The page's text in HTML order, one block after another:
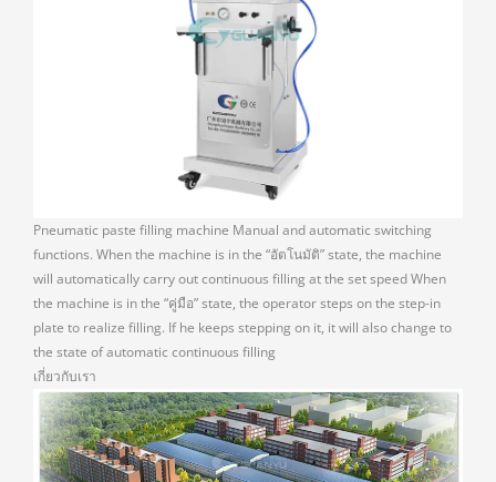
Pneumatic paste filling machine Manual and automatic switching
functions. When the machine is in the “อัตโนมัติ”state, the machine
will automatically carry out continuous filling at the set speed When
the machine is in the “คู่มือ”state, the operator steps on the step-in
plate to realize filling. If he keeps stepping on it, it will also change to
the state of automatic continuous filling
เกี่ยวกับเรา